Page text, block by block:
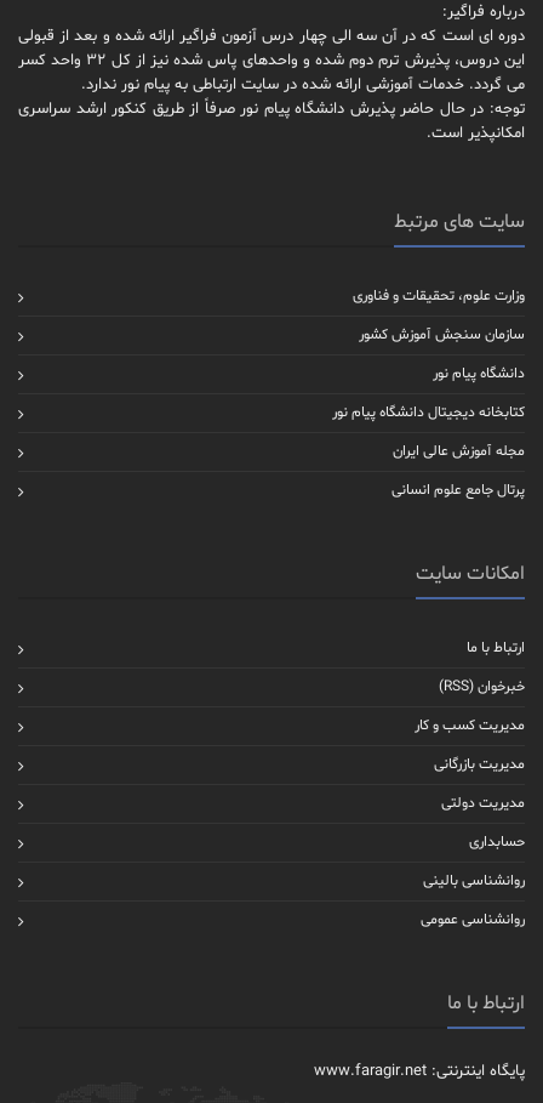
درباره فراگیر:
دوره ای است که در آن سه الی چهار درس آزمون فراگیر ارائه شده و بعد از قبولی
این دروس، پذیرش ترم دوم شده و واحدهای پاس شده نیز از کل 32 واحد کسر
می گردد. خدمات آموزشی ارائه شده در سایت ارتباطی به پیام نور ندارد.
توجه: در حال حاضر پذیرش دانشگاه پیام نور صرفاً از طریق کنکور ارشد سراسری
امکانپذیر است.
سایت های مرتبط
وزارت علوم، تحقیقات و فناوری
سازمان سنجش آموزش کشور
دانشگاه پیام نور
کتابخانه دیجیتال دانشگاه پیام نور
مجله آموزش عالی ایران
پرتال جامع علوم انسانی
امکانات سایت
ارتباط با ما
خبرخوان (RSS)
مدیریت کسب و کار
مدیریت بازرگانی
مدیریت دولتی
حسابداری
روانشناسی بالینی
روانشناسی عمومی
ارتباط با ما
پایگاه اینترنتی: www.faragir.net